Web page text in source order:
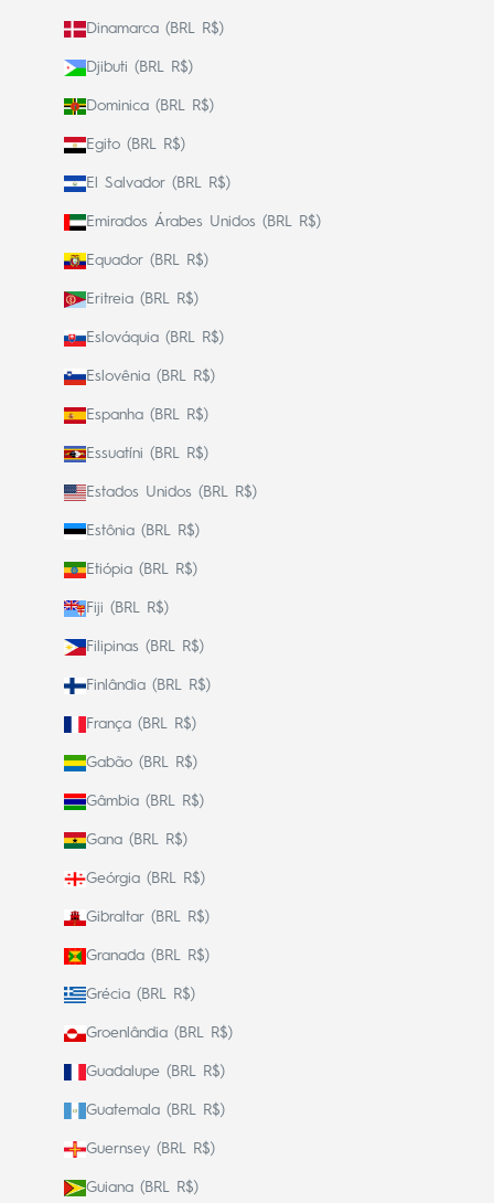
Dinamarca (BRL R$)
Djibuti (BRL R$)
Dominica (BRL R$)
Egito (BRL R$)
El Salvador (BRL R$)
Emirados Árabes Unidos (BRL R$)
Equador (BRL R$)
Eritreia (BRL R$)
Eslováquia (BRL R$)
Eslovênia (BRL R$)
Espanha (BRL R$)
Essuatíni (BRL R$)
Estados Unidos (BRL R$)
Estônia (BRL R$)
Etiópia (BRL R$)
Fiji (BRL R$)
Filipinas (BRL R$)
Finlândia (BRL R$)
França (BRL R$)
Gabão (BRL R$)
Gâmbia (BRL R$)
Gana (BRL R$)
Geórgia (BRL R$)
Gibraltar (BRL R$)
Granada (BRL R$)
Grécia (BRL R$)
Groenlândia (BRL R$)
Guadalupe (BRL R$)
Guatemala (BRL R$)
Guernsey (BRL R$)
Guiana (BRL R$)